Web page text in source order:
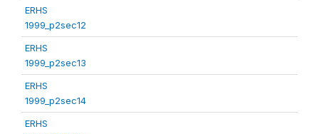
ERHS
1999_p2sec12
ERHS
1999_p2sec13
ERHS
1999_p2sec14
ERHS